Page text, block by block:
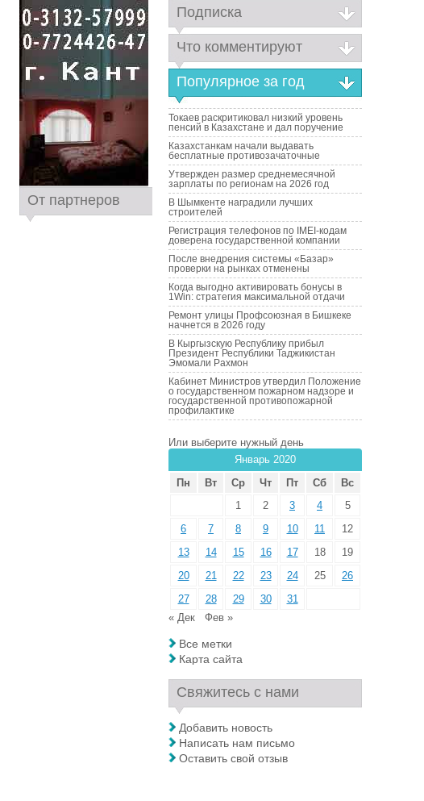
От партнеров
Подписка
Что комментируют
Популярное за год
Токаев раскритиковал низкий уровень
пенсий в Казахстане и дал поручение
Казахстанкам начали выдавать
бесплатные противозачаточные
Утвержден размер среднемесячной
зарплаты по регионам на 2026 год
В Шымкенте наградили лучших
строителей
Регистрация телефонов по IMEI-кодам
доверена государственной компании
После внедрения системы «Базар»
проверки на рынках отменены
Когда выгодно активировать бонусы в
1Win: стратегия максимальной отдачи
Ремонт улицы Профсоюзная в Бишкеке
начнется в 2026 году
В Кыргызскую Республику прибыл
Президент Республики Таджикистан
Эмомали Рахмон
Кабинет Министров утвердил Положение
о государственном пожарном надзоре и
государственной противопожарной
профилактике
Или выберите нужный день
Январь 2020
Пн
Вт Ср Чт Пт Сб
Вс
1
2 3 4
5
6
7 8 9 10 11
12
13
14 15 16 17 18
19
20
21 22 23 24 25
26
27
28 29 30
31
« Дек
Фев »
Все метки
Карта сайта
Свяжитесь с нами
Добавить новость
Написать нам письмо
Оставить свой отзыв